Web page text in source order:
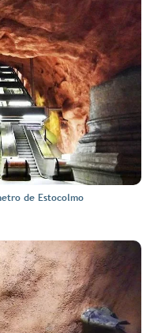
de Estocolmo